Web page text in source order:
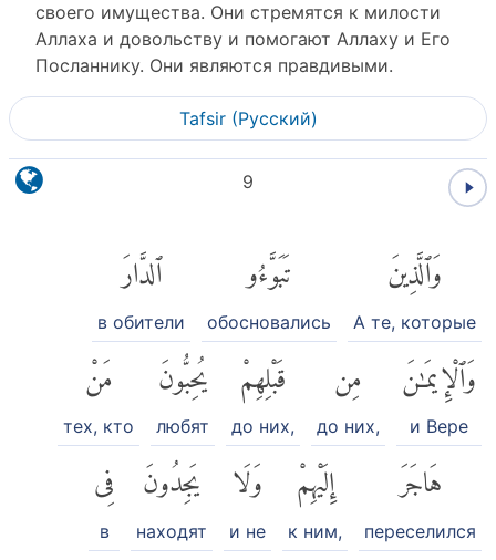
своего имущества. Они стремятся к милости
Аллаха и довольству и помогают Аллаху и Его
Посланнику. Они являются правдивыми.
Tafsir (Pусский)
9
وَٱلَّذِينَ
А те, которые
تَبَوَّءُو
обосновались
ٱلدَّارَ
в обители
وَٱلْإِيمَٰنَ
и Вере
مِن
до них,
قَبْلِهِمْ
до них,
يُحِبُّونَ
любят
مَنْ
тех, кто
هَاجَرَ
переселился
إِلَيْهِمْ
к ним,
وَلَا
и не
يَجِدُونَ
находят
فِى
в